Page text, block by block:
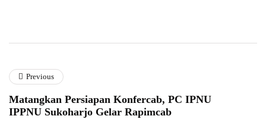
Previous
Matangkan Persiapan Konfercab, PC IPNU
IPPNU Sukoharjo Gelar Rapimcab